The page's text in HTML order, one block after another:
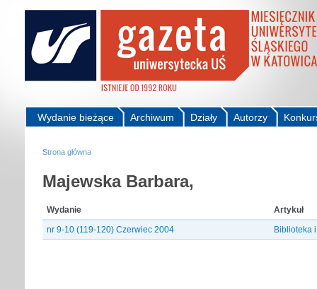
Autorzy
Działy
Archiwum
Wydanie bieżące
Strona główna
Majewska Barbara,
Wydanie
Artykuł
nr 9-10 (119-120) Czerwiec 2004
Biblioteka